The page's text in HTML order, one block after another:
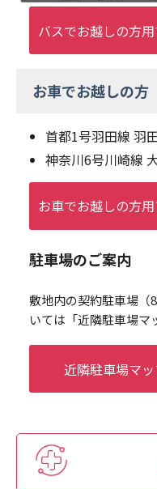
バスでお越しの方用
お車でお越しの方
首都1号羽田線 羽
神奈川6号川崎線
お車でお越しの方用
駐車場のご案内
敷地内の契約駐車場（
いては「近隣駐車場マ
近隣駐車場マッ